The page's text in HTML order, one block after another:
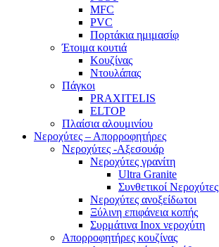
MFC
PVC
Πορτάκια ημιμασίφ
Έτοιμα κουτιά
Κουζίνας
Ντουλάπας
Πάγκοι
PRAXITELIS
ELTOP
Πλαίσια αλουμινίου
Νεροχύτες – Απορροφητήρες
Νεροχύτες -Αξεσουάρ
Νεροχύτες γρανίτη
Ultra Granite
Συνθετικοί Νεροχύτες
Νεροχύτες ανοξείδωτοι
Ξύλινη επιφάνεια κοπής
Συρμάτινα Inox νεροχύτη
Απορροφητήρες κουζίνας